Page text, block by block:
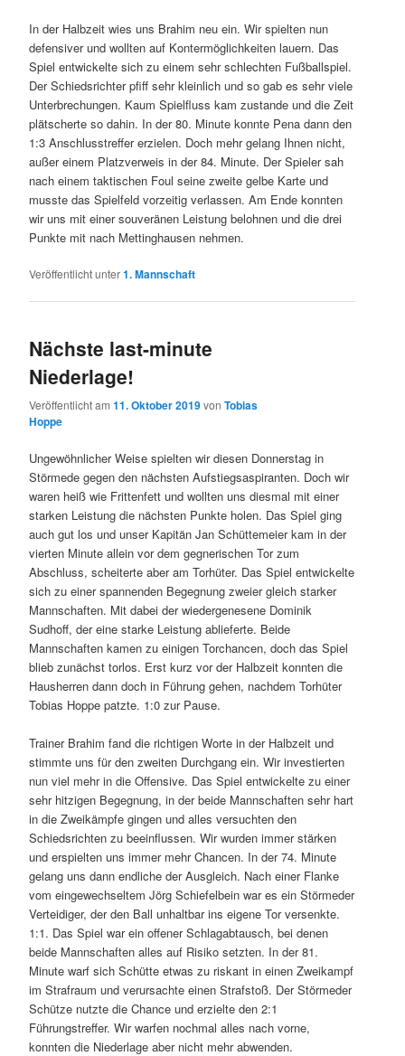
In der Halbzeit wies uns Brahim neu ein. Wir spielten nun
defensiver und wollten auf Kontermöglichkeiten lauern. Das
Spiel entwickelte sich zu einem sehr schlechten Fußballspiel.
Der Schiedsrichter pfiff sehr kleinlich und so gab es sehr viele
Unterbrechungen. Kaum Spielfluss kam zustande und die Zeit
plätscherte so dahin. In der 80. Minute konnte Pena dann den
1:3 Anschlusstreffer erzielen. Doch mehr gelang Ihnen nicht,
außer einem Platzverweis in der 84. Minute. Der Spieler sah
nach einem taktischen Foul seine zweite gelbe Karte und
musste das Spielfeld vorzeitig verlassen. Am Ende konnten
wir uns mit einer souveränen Leistung belohnen und die drei
Punkte mit nach Mettinghausen nehmen.
Veröffentlicht unter1. Mannschaft
Nächste last-minute
Niederlage!
Veröffentlicht am11. Oktober 2019vonTobias
Hoppe
Ungewöhnlicher Weise spielten wir diesen Donnerstag in
Störmede gegen den nächsten Aufstiegsaspiranten. Doch wir
waren heiß wie Frittenfett und wollten uns diesmal mit einer
starken Leistung die nächsten Punkte holen. Das Spiel ging
auch gut los und unser Kapitän Jan Schüttemeier kam in der
vierten Minute allein vor dem gegnerischen Tor zum
Abschluss, scheiterte aber am Torhüter. Das Spiel entwickelte
sich zu einer spannenden Begegnung zweier gleich starker
Mannschaften. Mit dabei der wiedergenesene Dominik
Sudhoff, der eine starke Leistung ablieferte. Beide
Mannschaften kamen zu einigen Torchancen, doch das Spiel
blieb zunächst torlos. Erst kurz vor der Halbzeit konnten die
Hausherren dann doch in Führung gehen, nachdem Torhüter
Tobias Hoppe patzte. 1:0 zur Pause.
Trainer Brahim fand die richtigen Worte in der Halbzeit und
stimmte uns für den zweiten Durchgang ein. Wir investierten
nun viel mehr in die Offensive. Das Spiel entwickelte zu einer
sehr hitzigen Begegnung, in der beide Mannschaften sehr hart
in die Zweikämpfe gingen und alles versuchten den
Schiedsrichten zu beeinflussen. Wir wurden immer stärken
und erspielten uns immer mehr Chancen. In der 74. Minute
gelang uns dann endliche der Ausgleich. Nach einer Flanke
vom eingewechseltem Jörg Schiefelbein war es ein Störmeder
Verteidiger, der den Ball unhaltbar ins eigene Tor versenkte.
1:1. Das Spiel war ein offener Schlagabtausch, bei denen
beide Mannschaften alles auf Risiko setzten. In der 81.
Minute warf sich Schütte etwas zu riskant in einen Zweikampf
im Strafraum und verursachte einen Strafstoß. Der Störmeder
Schütze nutzte die Chance und erzielte den 2:1
Führungstreffer. Wir warfen nochmal alles nach vorne,
konnten die Niederlage aber nicht mehr abwenden.